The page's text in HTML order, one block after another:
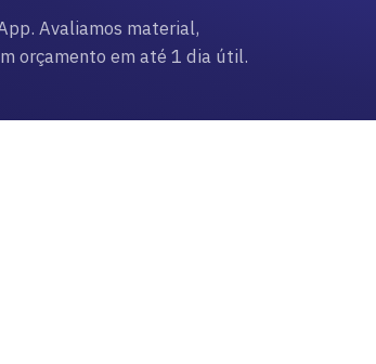
Avaliamos material,
orçamento em até 1 dia útil.